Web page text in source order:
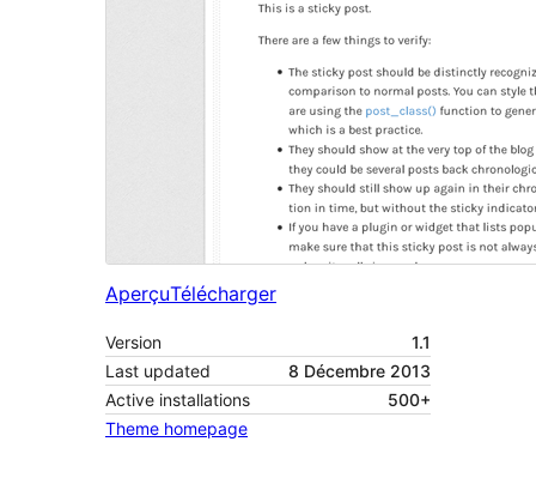
AperçuTélécharger
Version
1.1
Last updated
8 Décembre 2013
Active installations
500+
Theme homepage